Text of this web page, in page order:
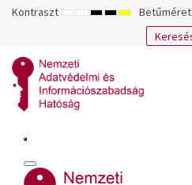
Kontraszt ALAPÉRTELMEZETT
ÉJSZAKAI
NAGY
KONTRASZTÚ
NAGY
KONTRASZTÚ
NAGY
KONTRASZTÚ
SÁRGA
FEKETE
Betűméret